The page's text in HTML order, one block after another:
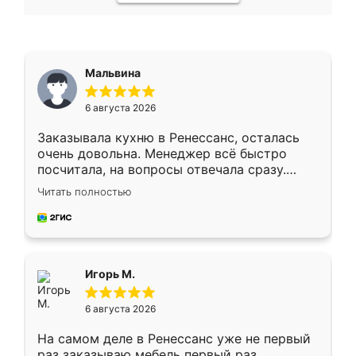
Мальвина
6 августа 2026
Заказывала кухню в Ренессанс, осталась
очень довольна. Менеджер всё быстро
посчитала, на вопросы отвечала сразу.
Замерщик приехал в субботу, подошёл к
делу со всей ответственностью. Собрали
за день, ребята работали аккуратно, даже
Читать полностью
Игорь М.
6 августа 2026
На самом деле в Ренессанс уже не первый